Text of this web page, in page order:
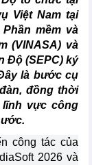
Việt Nam tại
mềm và
(VINASA) và
Độ (SEPC) ký
là bước cụ
đồng thời
vực công
công tác của
2026 và